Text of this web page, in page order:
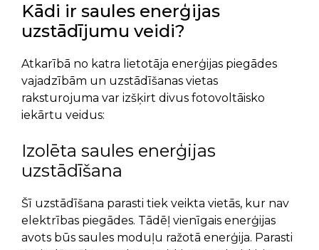
Kādi ir saules enerģijas
uzstādījumu veidi?
Atkarībā no katra lietotāja enerģijas piegādes
vajadzībām un uzstādīšanas vietas
raksturojuma var izšķirt divus fotovoltāisko
iekārtu veidus:
Izolēta saules enerģijas
uzstādīšana
Šī uzstādīšana parasti tiek veikta vietās, kur nav
elektrības piegādes. Tādēļ vienīgais enerģijas
avots būs saules moduļu ražotā enerģija. Parasti